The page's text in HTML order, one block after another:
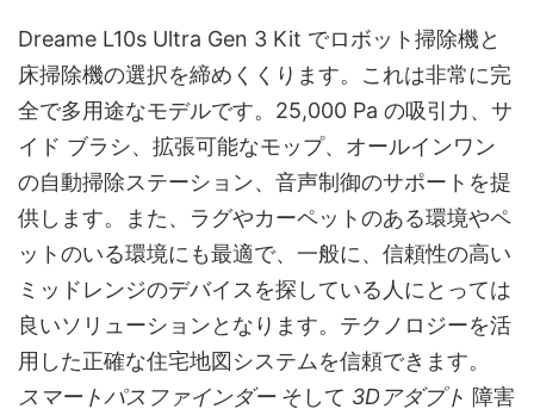
Dreame L10s Ultra Gen 3 Kit でロボット掃除機と
床掃除機の選択を締めくくります。これは非常に完
全で多用途なモデルです。25,000 Pa の吸引力、サ
イド ブラシ、拡張可能なモップ、オールインワン
の自動掃除ステーション、音声制御のサポートを提
供します。また、ラグやカーペットのある環境やペ
ットのいる環境にも最適で、一般に、信頼性の高い
ミッドレンジのデバイスを探している人にとっては
良いソリューションとなります。テクノロジーを活
用した正確な住宅地図システムを信頼できます。
スマートパスファインダー そして 3Dアダプト 障害